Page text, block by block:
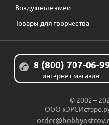
Воздушные змеи
Товары для творчества
8 (800) 707-06-
интернет-магазин
© 2002 –
ООО